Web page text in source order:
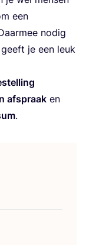
een
nodig
je een leuk
afspraak en
.